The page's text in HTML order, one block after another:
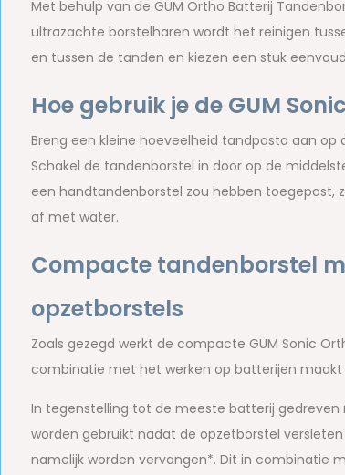
Met behulp van de GUM Ortho Batterij
ultrazachte borstelharen wordt het reinigen
en tussen de tanden en kiezen een stuk
Hoe gebruik je de GUM
Breng een kleine hoeveelheid tandpasta aan op
Schakel de tandenborstel in door op de
een handtandenborstel zou hebben toegepast,
af met water.
Compacte tandenborstel
opzetborstels
Zoals gezegd werkt de compacte GUM Sonic
combinatie met het werken op batterijen
In tegenstelling tot de meeste batterij gedreven
worden gebruikt nadat de opzetborstel
namelijk worden vervangen*. Dit in combinatie